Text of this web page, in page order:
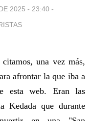
2025 - 23:40 -
una vez más,
afrontar la que iba a
esta web. Eran las
Kedada que durante